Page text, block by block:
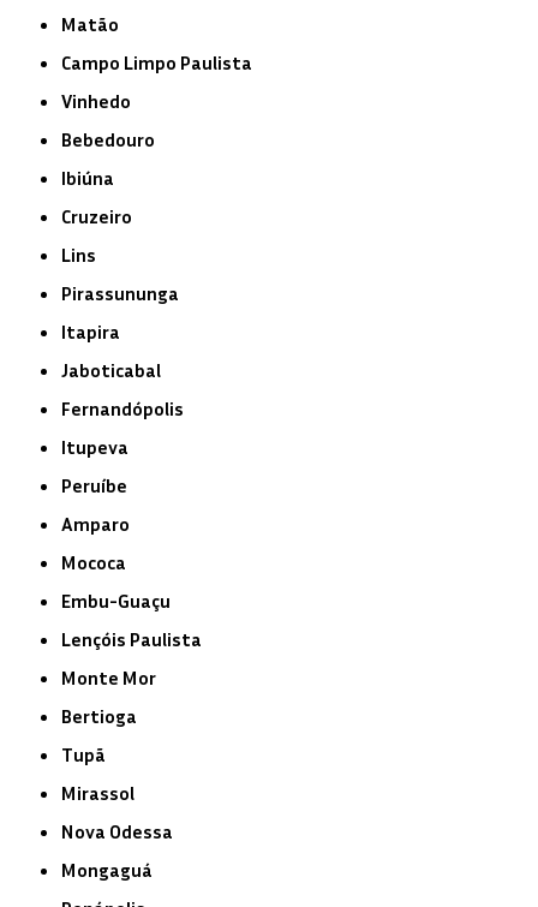
Matão
Campo Limpo Paulista
Vinhedo
Bebedouro
Ibiúna
Cruzeiro
Lins
Pirassununga
Itapira
Jaboticabal
Fernandópolis
Itupeva
Peruíbe
Amparo
Mococa
Embu-Guaçu
Lençóis Paulista
Monte Mor
Bertioga
Tupã
Mirassol
Nova Odessa
Mongaguá